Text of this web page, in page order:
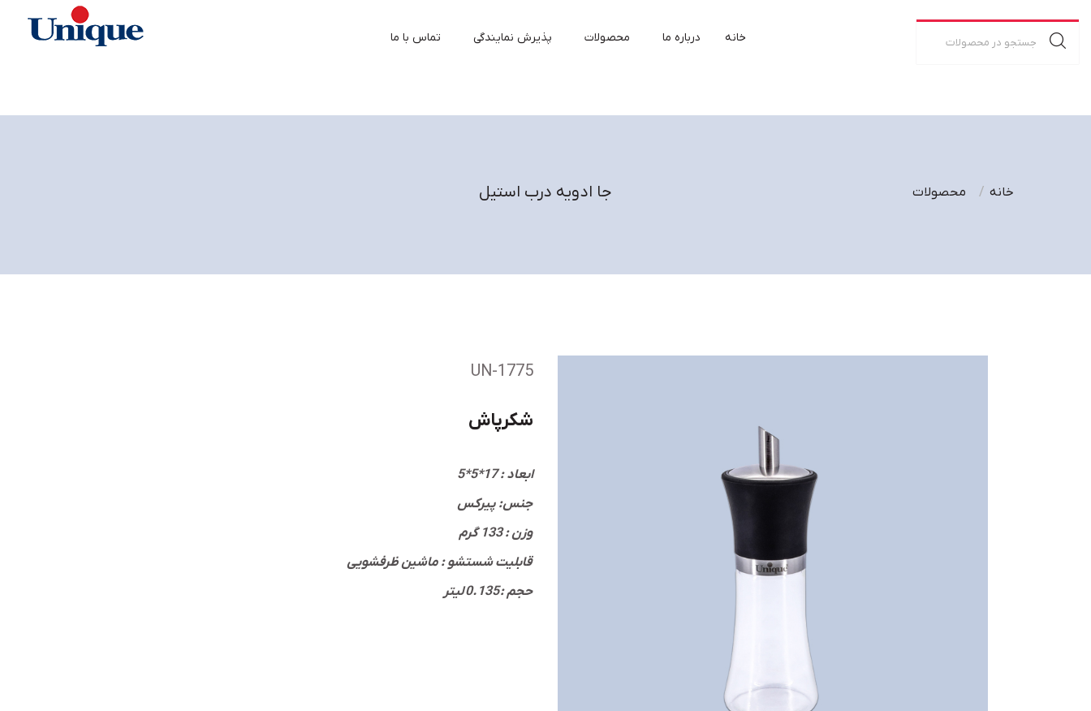
خانه درباره ما محصولات پذیرش نمایندگی تماس با ما
جا ادویه درب استیل محصولات خانه
UN-1775
شکرپاش
ابعاد : 17*5*5
جنس: پیرکس
وزن : 133 گرم
قابلیت شستشو : ماشین ظرفشویی
حجم : 0.135 لیتر